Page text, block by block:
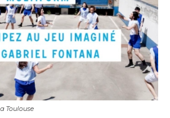
Toulouse